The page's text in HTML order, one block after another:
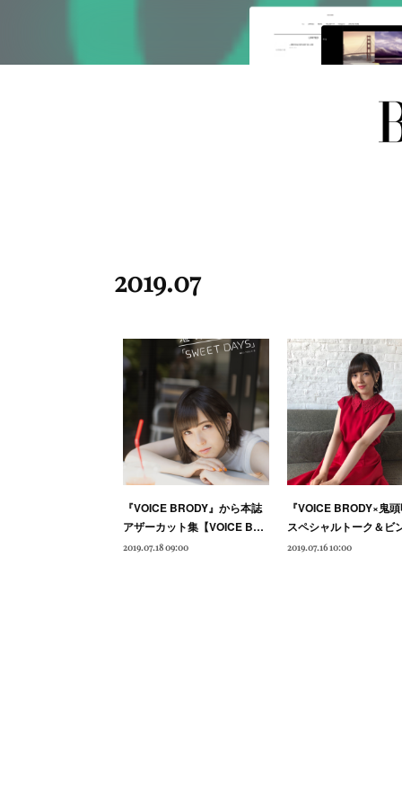
2019.07
『VOICE BRODY』から本誌
アザーカット集【VOICE B…
2019.07.18 09:00
『VOICE BRODY×鬼
スペシャルトーク＆ビ
2019.07.16 10:00